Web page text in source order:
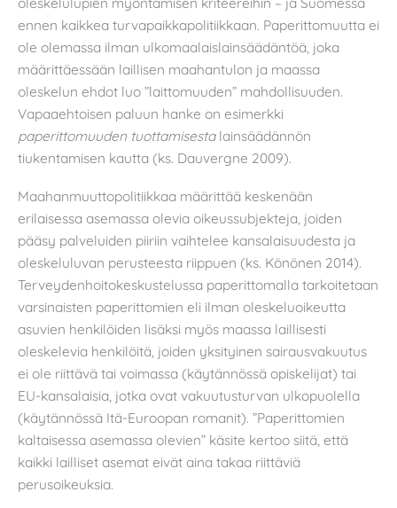
ennen kaikkea turvapaikkapolitiikkaan. Paperittomuutta ei
ole olemassa ilman ulkomaalaislainsäädäntöä, joka
määrittäessään laillisen maahantulon ja maassa
oleskelun ehdot luo ”laittomuuden” mahdollisuuden.
Vapaaehtoisen paluun hanke on esimerkki
paperittomuuden tuottamisestalainsäädännön
tiukentamisen kautta (ks. Dauvergne 2009).
Maahanmuuttopolitiikkaa määrittää keskenään
erilaisessa asemassa olevia oikeussubjekteja, joiden
pääsy palveluiden piiriin vaihtelee kansalaisuudesta ja
oleskeluluvan perusteesta riippuen (ks. Könönen 2014).
Terveydenhoitokeskustelussa paperittomalla tarkoitetaan
varsinaisten paperittomien eli ilman oleskeluoikeutta
asuvien henkilöiden lisäksi myös maassa laillisesti
oleskelevia henkilöitä, joiden yksityinen sairausvakuutus
ei ole riittävä tai voimassa (käytännössä opiskelijat) tai
EU-kansalaisia, jotka ovat vakuutusturvan ulkopuolella
(käytännössä Itä-Euroopan romanit). ”Paperittomien
kaltaisessa asemassa olevien” käsite kertoo siitä, että
kaikki lailliset asemat eivät aina takaa riittäviä
perusoikeuksia.